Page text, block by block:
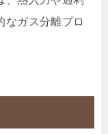
なガス分離プロ